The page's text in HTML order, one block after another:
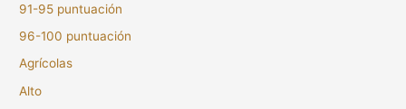
91-95 puntuación
96-100 puntuación
Agrícolas
Alto